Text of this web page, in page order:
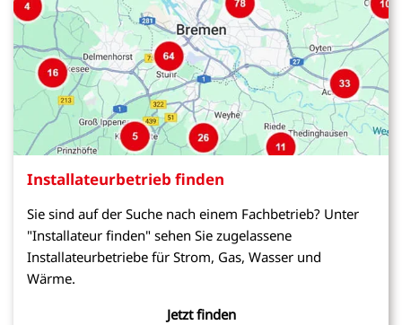
Installateurbetrieb finden
Sie sind auf der Suche nach einem Fachbetrieb? Unter
"Installateur finden" sehen Sie zugelassene
Installateurbetriebe für Strom, Gas, Wasser und
Wärme.
Jetzt finden